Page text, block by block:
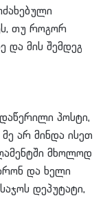
თუ როგორ
და მის შემდეგ
პოსტი,
მე არ მინდა ისეთ
მხოლოდ
და ხელი
დეპუტატი,